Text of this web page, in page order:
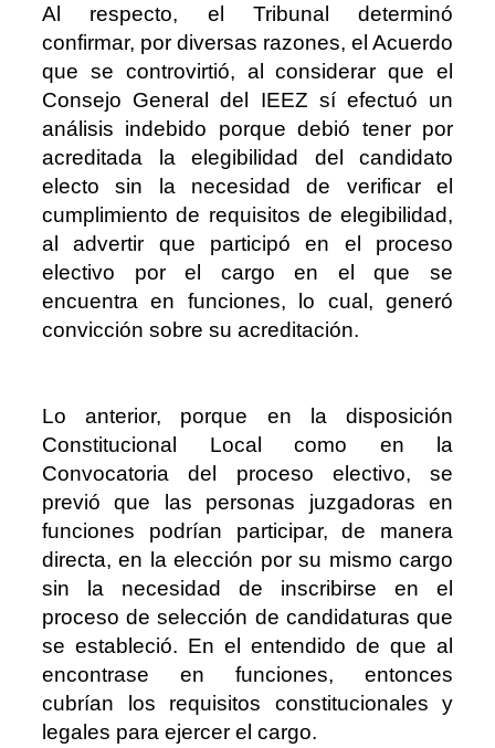
Al respecto, el Tribunal determinó
confirmar, por diversas razones, el Acuerdo
que se controvirtió, al considerar que el
Consejo General del IEEZ sí efectuó un
análisis indebido porque debió tener por
acreditada la elegibilidad del candidato
electo sin la necesidad de verificar el
cumplimiento de requisitos de elegibilidad,
al advertir que participó en el proceso
electivo por el cargo en el que se
encuentra en funciones, lo cual, generó
convicción sobre su acreditación.
Lo anterior, porque en la disposición
Constitucional Local como en la
Convocatoria del proceso electivo, se
previó que las personas juzgadoras en
funciones podrían participar, de manera
directa, en la elección por su mismo cargo
sin la necesidad de inscribirse en el
proceso de selección de candidaturas que
se estableció. En el entendido de que al
encontrase en funciones, entonces
cubrían los requisitos constitucionales y
legales para ejercer el cargo.